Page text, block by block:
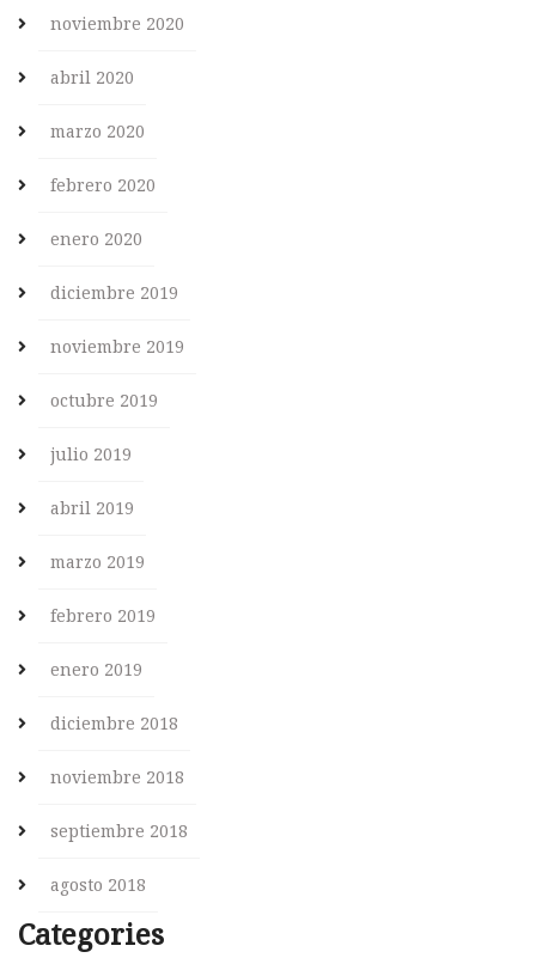
noviembre 2020
abril 2020
marzo 2020
febrero 2020
enero 2020
diciembre 2019
noviembre 2019
octubre 2019
julio 2019
abril 2019
marzo 2019
febrero 2019
enero 2019
diciembre 2018
noviembre 2018
septiembre 2018
agosto 2018
Categories